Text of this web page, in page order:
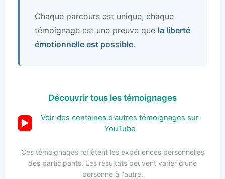
Chaque parcours est unique, chaque
témoignage est une preuve que la liberté
émotionnelle est possible.
Découvrir tous les témoignages
▶
Voir des centaines d'autres témoignages sur
YouTube
Ces témoignages reflètent les expériences personnelles
des participants. Les résultats peuvent varier d'une
personne à l'autre.